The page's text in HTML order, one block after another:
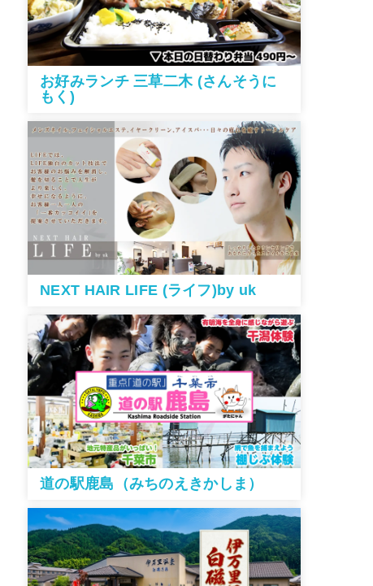
お好みランチ 三草二木 (さんそうに
もく)
NEXT HAIR LIFE (ライフ)by uk
道の駅鹿島（みちのえきかしま）